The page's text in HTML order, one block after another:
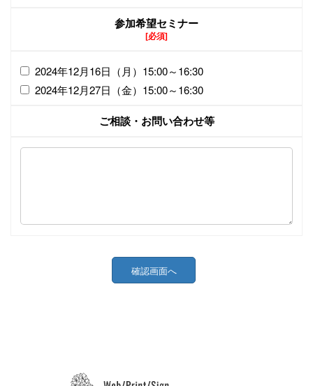
参加希望セミナー
[必須]
2024年12月16日（月）15:00～16:30
2024年12月27日（金）15:00～16:30
ご相談・お問い合わせ等